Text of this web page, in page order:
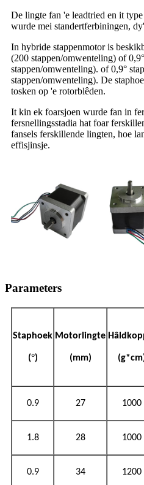
De lingte fan 'e leadtried en it
wurde mei standertferbiningen,
In hybride stappenmotor is
(200 stappen/omwenteling) of
stappen/omwenteling). of 0,9°
stappen/omwenteling). De
tosken op 'e rotorblêden.
It kin ek foarsjoen wurde fan in
fersnellingsstadia hat foar
fansels ferskillende lingten, hoe
effisjinsje.
Parameters
Staphoek
(°)
Motorlingte
(mm)
0.9 27 1000
1.8 28 1000
0.9 34 1200